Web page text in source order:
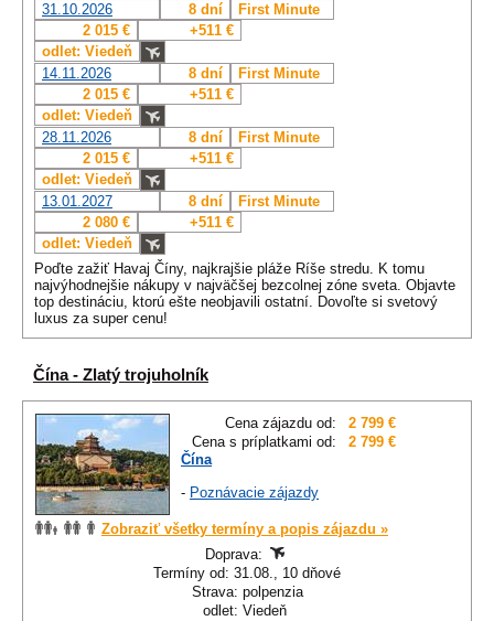
31.10.2026
8 dní
First Minute
2 015 €
+511 €
odlet: Viedeň
14.11.2026
8 dní
First Minute
2 015 €
+511 €
odlet: Viedeň
28.11.2026
8 dní
First Minute
2 015 €
+511 €
odlet: Viedeň
13.01.2027
8 dní
First Minute
2 080 €
+511 €
odlet: Viedeň
Poďte zažiť Havaj Číny, najkrajšie pláže Ríše stredu. K tomu
najvýhodnejšie nákupy v najväčšej bezcolnej zóne sveta. Objavte
top destináciu, ktorú ešte neobjavili ostatní. Dovoľte si svetový
luxus za super cenu!
Čína - Zlatý trojuholník
Cena zájazdu od:
2 799 €
Cena s príplatkami od:
2 799 €
Čína
- Poznávacie zájazdy
Zobraziť všetky termíny a popis zájazdu »
Doprava:
Termíny od: 31.08., 10 dňové
Strava: polpenzia
odlet: Viedeň